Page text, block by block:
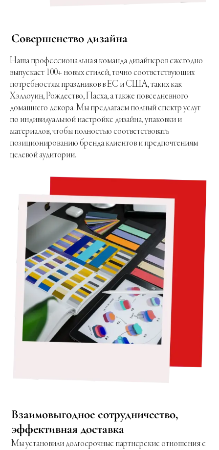
Совершенство дизайна
Наша профессиональная команда дизайнеров ежегодно
выпускает 100+ новых стилей, точно соответствующих
потребностям праздников в ЕС и США, таких как
Хэллоуин, Рождество, Пасха, а также повседневного
домашнего декора. Мы предлагаем полный спектр услуг
по индивидуальной настройке дизайна, упаковки и
материалов, чтобы полностью соответствовать
позиционированию бренда клиентов и предпочтениям
целевой аудитории.
Взаимовыгодное сотрудничество,
эффективная доставка
Мы установили долгосрочные партнерские отношения с